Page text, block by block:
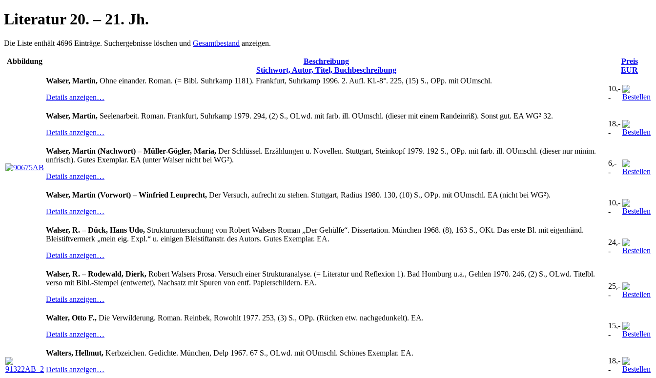
Literatur 20. – 21. Jh.
Die Liste enthält 4696 Einträge. Suchergebnisse löschen und Gesamtbestand anzeigen.
Abbildung
Beschreibung
Stichwort, Autor, Titel, Buchbeschreibung
Preis
EUR
Walser, Martin, Ohne einander. Roman. (= Bibl. Suhrkamp 1181). Frankfurt, Suhrkamp 1996. 2. Aufl. Kl.-8°. 225, (15) S., OPp. mit OUmschl.
Details anzeigen…
10,-
-
Walser, Martin, Seelenarbeit. Roman. Frankfurt, Suhrkamp 1979. 294, (2) S., OLwd. mit farb. ill. OUmschl. (dieser mit einem Randeinriß). Sonst gut. EA WG² 32.
Details anzeigen…
18,-
-
Walser, Martin (Nachwort) – Müller-Gögler, Maria, Der Schlüssel. Erzählungen u. Novellen. Stuttgart, Steinkopf 1979. 192 S., OPp. mit farb. ill. OUmschl. (dieser nur minim.
unfrisch). Gutes Exemplar. EA (unter Walser nicht bei WG²).
Details anzeigen…
6,-
-
Walser, Martin (Vorwort) – Winfried Leuprecht, Der Versuch, aufrecht zu stehen. Stuttgart, Radius 1980. 130, (10) S., OPp. mit OUmschl. EA (nicht bei WG²).
Details anzeigen…
10,-
-
Walser, R. – Dück, Hans Udo, Strukturuntersuchung von Robert Walsers Roman „Der Gehülfe“. Dissertation. München 1968. (8), 163 S., OKt. Das erste Bl. mit eigenhänd.
Bleistiftvermerk „mein eig. Expl.“ u. einigen Bleistiftanstr. des Autors. Gutes Exemplar. EA.
Details anzeigen…
24,-
-
Walser, R. – Rodewald, Dierk, Robert Walsers Prosa. Versuch einer Strukturanalyse. (= Literatur und Reflexion 1). Bad Homburg u.a., Gehlen 1970. 246, (2) S., OLwd. Titelbl.
verso mit Bibl.-Stempel (entwertet), Nachsatz mit Spuren von entf. Papierschildern. EA.
Details anzeigen…
25,-
-
Walter, Otto F., Die Verwilderung. Roman. Reinbek, Rowohlt 1977. 253, (3) S., OPp. (Rücken etw. nachgedunkelt). EA.
Details anzeigen…
15,-
-
Walters, Hellmut, Kerbzeichen. Gedichte. München, Delp 1967. 67 S., OLwd. mit OUmschl. Schönes Exemplar. EA.
Details anzeigen…
18,-
-